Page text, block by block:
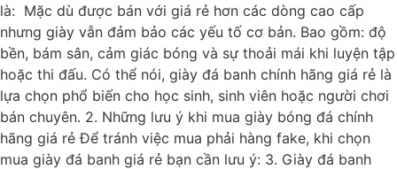
là: Mặc dù được bán với giá rẻ hơn các dòng cao cấp
nhưng giày vẫn đảm bảo các yếu tố cơ bản. Bao gồm: độ
bền, bám sân, cảm giác bóng và sự thoải mái khi luyện tập
hoặc thi đấu. Có thể nói, giày đá banh chính hãng giá rẻ là
lựa chọn phổ biến cho học sinh, sinh viên hoặc người chơi
bán chuyên. 2. Những lưu ý khi mua giày bóng đá chính
hãng giá rẻ Để tránh việc mua phải hàng fake, khi chọn
mua giày đá banh giá rẻ bạn cần lưu ý: 3. Giày đá banh